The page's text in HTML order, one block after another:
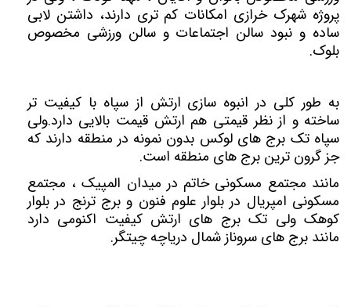
پروژه شهرک خرازی امکانات کم تری دارند، داشتن لابی
ساده و نبود سالن اجتماعات و سالن ورزشی مخصوص
بلوک.
به طور کلی در انبوه سازی ارتش از سپاه با کیفیت تر
ساخته و از نظر قیمتی هم ارتش قیمت بالایی دارد.ولی
سپاه تک برج های لوکس بدون نمونه در منطقه دارند که
جز گرون ترین برج های منطقه است.
مانند مجتمع مسکونی خاتم در میدان المپیک ، مجتمع
مسکونی امپریال در بلوار علوم فنون و برج ترنج در بلوار
کوهکولی تک برج های ارتش کیفیت اکنومی دارد
مانند برج های سروناز شمال دریاچه چیتگر.